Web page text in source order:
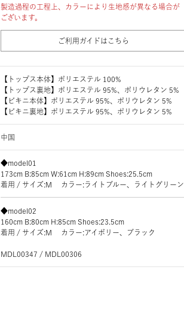
製造過程の工程上、カラーにより生地感が異なる場合が
ございます。
ご利用ガイドはこちら
【トップス本体】ポリエステル 100%
【トップス裏地】ポリエステル 95%、ポリウレタン 5%
【ビキニ本体】ポリエステル 95%、ポリウレタン 5%
【ビキニ裏地】ポリエステル 95%、ポリウレタン 5%
中国
◆model01
173cm B:85cm W:61cm H:89cm Shoes:25.5cm
着用 / サイズ:M カラー:ライトブルー、ライトグリーン
◆model02
160cm B:80cm H:85cm Shoes:23.5cm
着用 / サイズ:M カラー:アイボリー、ブラック
MDL00347 / MDL00306